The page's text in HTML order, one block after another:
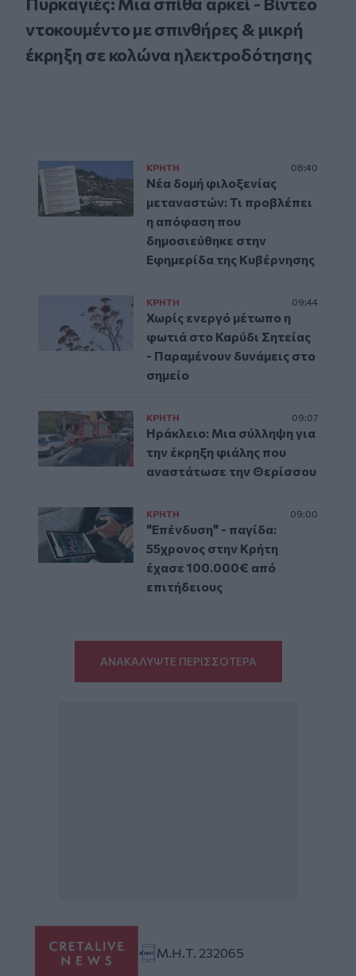
ντοκουμέντο με σπινθήρες & μικρή
έκρηξη σε κολώνα ηλεκτροδότησης
ΚΡΗΤΗ 08:40
Νέα δομή φιλοξενίας
μεταναστών: Τι προβλέπει
η απόφαση που
δημοσιεύθηκε στην
Εφημερίδα της Κυβέρνησης
ΚΡΗΤΗ 09:44
Χωρίς ενεργό μέτωπο η
φωτιά στο Καρύδι Σητείας
- Παραμένουν δυνάμεις στο
σημείο
ΚΡΗΤΗ 09:07
Ηράκλειο: Μια σύλληψη για
την έκρηξη φιάλης που
αναστάτωσε την Θερίσσου
ΚΡΗΤΗ 09:00
"Επένδυση" - παγίδα:
55χρονος στην Κρήτη
έχασε 100.000€ από
επιτήδειους
ΑΝΑΚΑΛΥΨΤΕ ΠΕΡΙΣΣΟΤΕΡΑ
Μ.Η.Τ. 232065